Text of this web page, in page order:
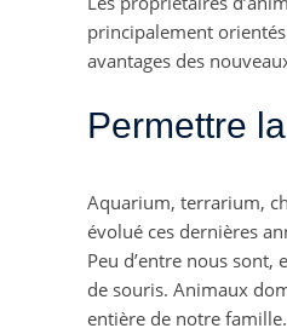
principalement
avantages des
Permettre
Aquarium, terrarium,
évolué ces dernières
Peu d’entre nous sont,
de souris. Animaux
entière de notre